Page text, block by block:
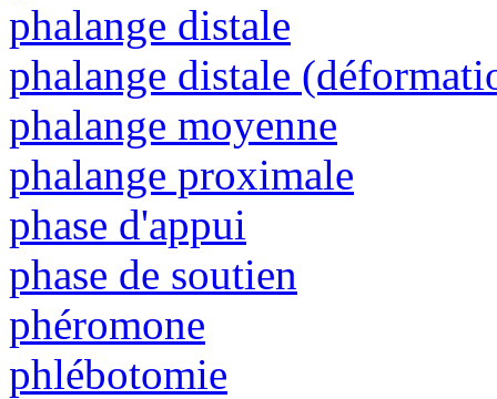
phalange distale
phalange distale
phalange moyenne
phalange proximale
phase d'appui
phase de soutien
phéromone
phlébotomie